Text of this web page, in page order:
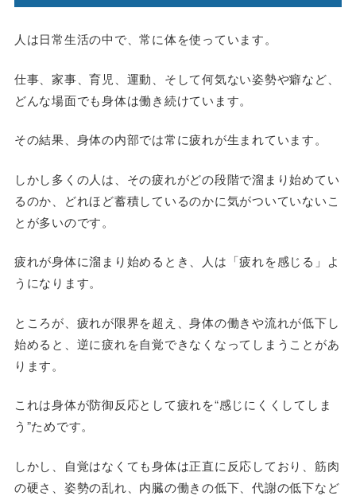
人は日常生活の中で、常に体を使っています。
仕事、家事、育児、運動、そして何気ない姿勢や癖など、
どんな場面でも身体は働き続けています。
その結果、身体の内部では常に疲れが生まれています。
しかし多くの人は、その疲れがどの段階で溜まり始めてい
るのか、どれほど蓄積しているのかに気がついていないこ
とが多いのです。
疲れが身体に溜まり始めるとき、人は「疲れを感じる」よ
うになります。
ところが、疲れが限界を超え、身体の働きや流れが低下し
始めると、逆に疲れを自覚できなくなってしまうことがあ
ります。
これは身体が防御反応として疲れを“感じにくくしてしま
う”ためです。
しかし、自覚はなくても身体は正直に反応しており、筋肉
の硬さ、姿勢の乱れ、内臓の働きの低下、代謝の低下など